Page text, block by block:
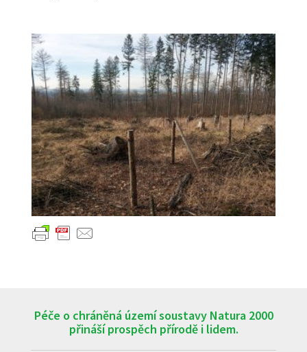
Péče o chráněná území soustavy Natura 2000
přináší prospěch přírodě i lidem.